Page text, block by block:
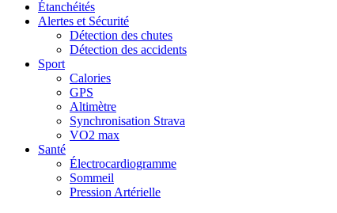
Étanchéités
Alertes et Sécurité
Détection des chutes
Détection des accidents
Sport
Calories
GPS
Altimètre
Synchronisation Strava
VO2 max
Santé
Électrocardiogramme
Sommeil
Pression Artérielle